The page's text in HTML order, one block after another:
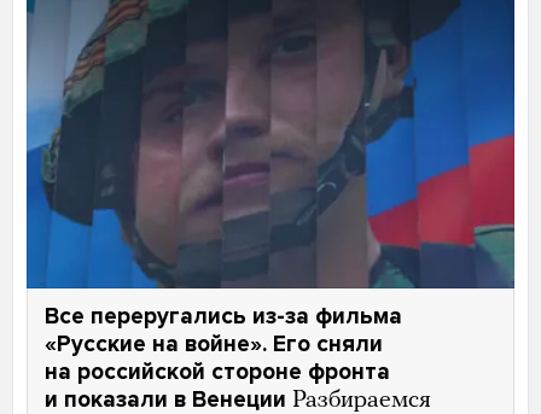
Все переругались из-за фильма
«Русские на войне». Его сняли
на российской стороне фронта
и показали в Венеции Разбираемся